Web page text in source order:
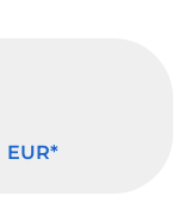
EUR*